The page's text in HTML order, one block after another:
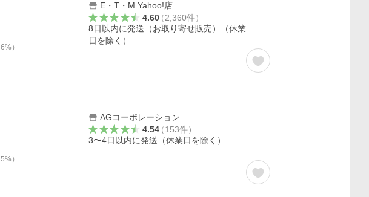
6%）
E・T・M Yahoo!店
4.60（2,360件）
8日以内に発送（お取り寄せ販売）（休業
日を除く）
5%）
AGコーポレーション
4.54（153件）
3〜4日以内に発送（休業日を除く）